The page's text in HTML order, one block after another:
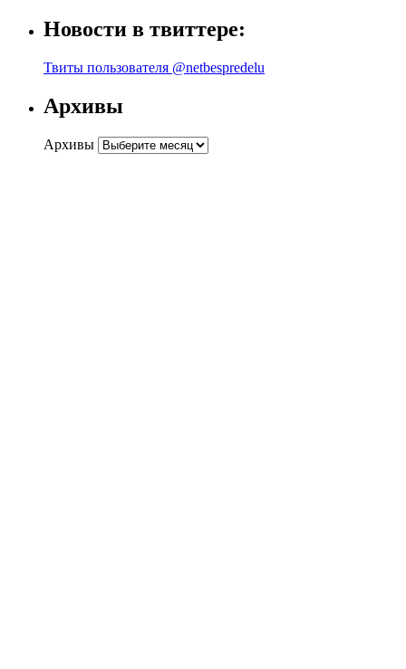
Новости в твиттере:
Твиты пользователя @netbespredelu
Архивы
Архивы